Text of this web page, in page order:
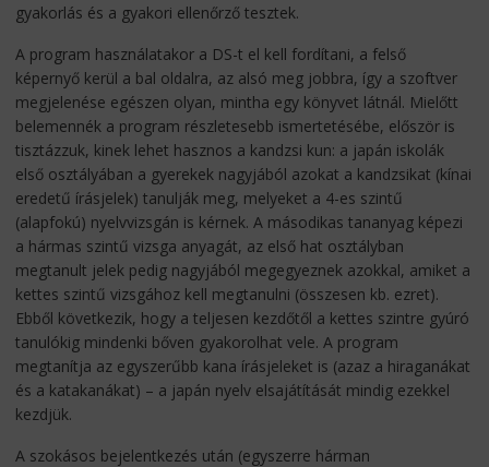
gyakorlás és a gyakori ellenőrző tesztek.
A program használatakor a DS-t el kell fordítani, a felső
képernyő kerül a bal oldalra, az alsó meg jobbra, így a szoftver
megjelenése egészen olyan, mintha egy könyvet látnál. Mielőtt
belemennék a program részletesebb ismertetésébe, először is
tisztázzuk, kinek lehet hasznos a kandzsi kun: a japán iskolák
első osztályában a gyerekek nagyjából azokat a kandzsikat (kínai
eredetű írásjelek) tanulják meg, melyeket a 4-es szintű
(alapfokú) nyelvvizsgán is kérnek. A másodikas tananyag képezi
a hármas szintű vizsga anyagát, az első hat osztályban
megtanult jelek pedig nagyjából megegyeznek azokkal, amiket a
kettes szintű vizsgához kell megtanulni (összesen kb. ezret).
Ebből következik, hogy a teljesen kezdőtől a kettes szintre gyúró
tanulókig mindenki bőven gyakorolhat vele. A program
megtanítja az egyszerűbb kana írásjeleket is (azaz a hiraganákat
és a katakanákat) – a japán nyelv elsajátítását mindig ezekkel
kezdjük.
A szokásos bejelentkezés után (egyszerre hárman